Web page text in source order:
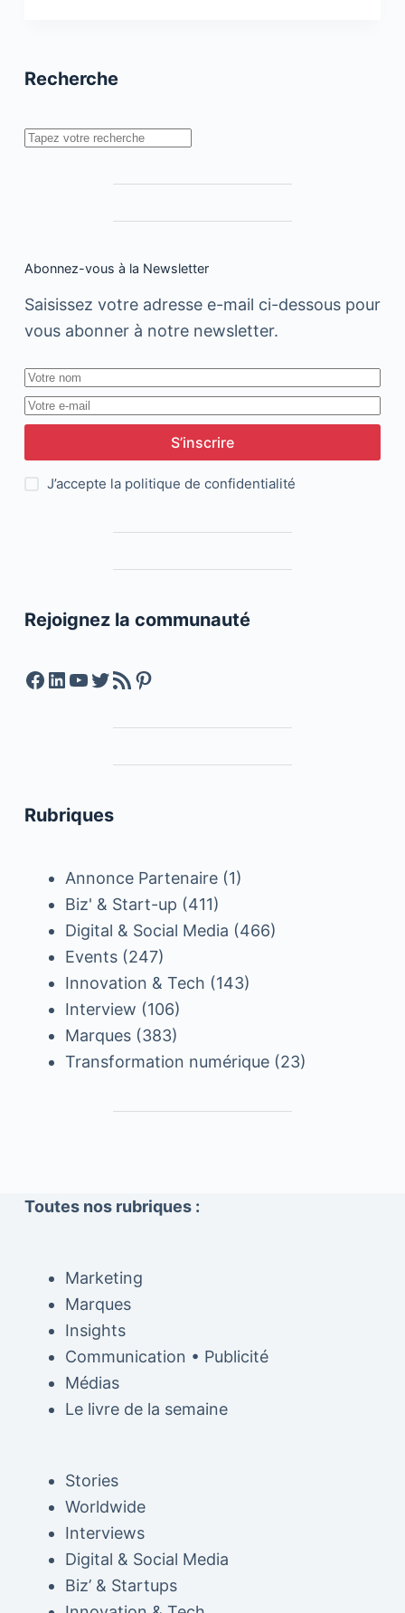
2019
Recherche
Rechercher
Abonnez-vous à la Newsletter
Saisissez votre adresse e-mail ci-dessous pour
vous abonner à notre newsletter.
S’inscrire
J’accepte la politique de confidentialité
Rejoignez la communauté
Facebook
LinkedIn
YouTube
Twitter
Feed RSSPinterest
Rubriques
Annonce Partenaire(1)
Biz' & Start-up (411)
Digital & Social Media (466)
Events(247)
Innovation & Tech (143)
Interview (106)
Marques(383)
Transformation numérique(23)
Toutes nos rubriques :
Marketing
Marques
Insights
Communication • Publicité
Médias
Le livre de la semaine
Stories
Worldwide
Interviews
Digital & Social Media
Biz’ & Startups